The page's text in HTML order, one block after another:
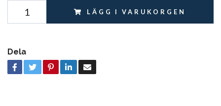
LÄGG I VARUKORGEN
Dela